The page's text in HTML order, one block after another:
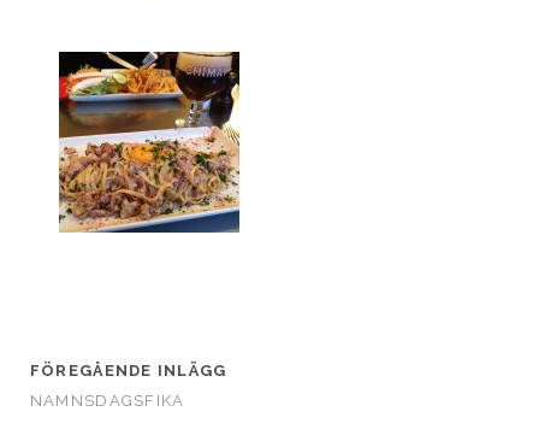
FÖREGÅENDE INLÄGG
NAMNSDAGSFIKA